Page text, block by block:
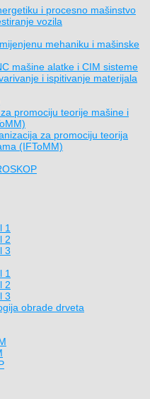
i procesno mašinstvo
vozila
mehaniku i mašinske
mašine alatke i CIM sisteme
i ispitivanje materijala
promociju teorije mašine i
za promociju teorija
(IFToMM)
1
2
3
1
2
3
obrade drveta